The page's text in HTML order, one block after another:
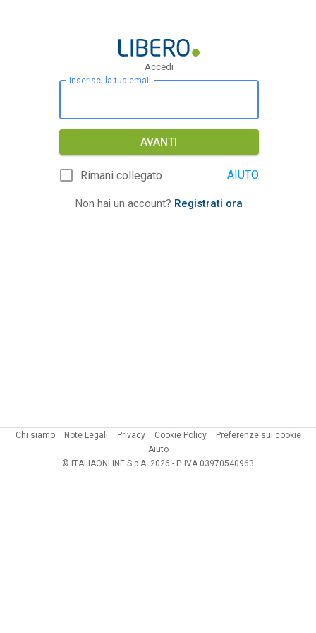
Accedi
Inserisci la tua email
AVANTI
Rimani collegato AIUTO
Non hai un account? Registrati ora
Chi siamo Note Legali Privacy Cookie Policy
Preferenze sui cookie
Aiuto
© ITALIAONLINE S.p.A. 2026 - P. IVA 03970540963